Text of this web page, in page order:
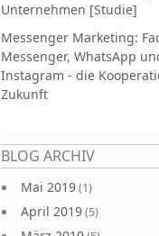
Unternehmen [Studie]
Messenger Marketing:
Messenger, WhatsApp
Instagram - die
Zukunft
BLOG ARCHIV
Mai 2019(1)
April 2019(5)
Seiten